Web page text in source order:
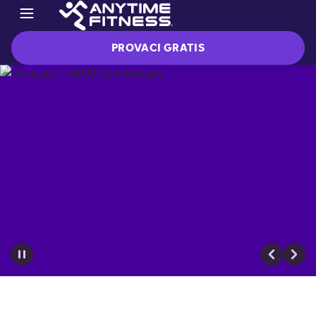
PROVACI GRATIS